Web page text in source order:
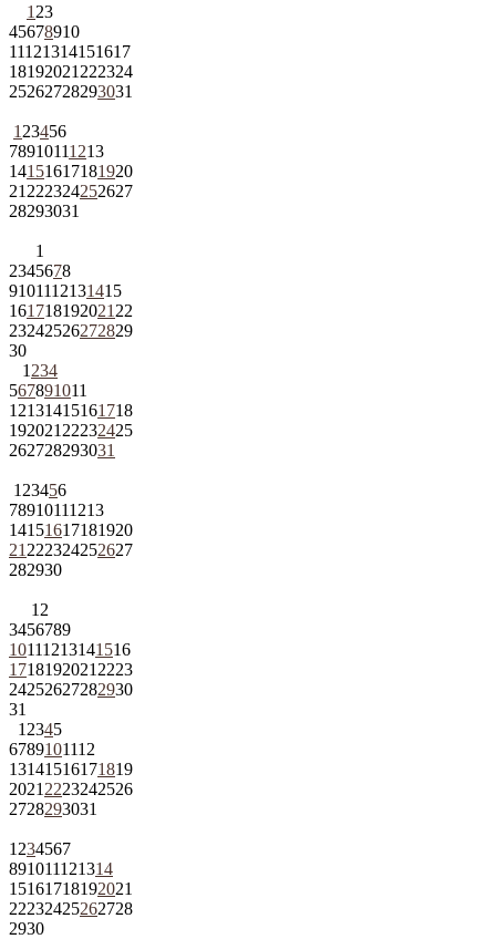
1 23
45678910
11121314151617
18192021 222324
25262728293031
1 23456
78910111213
14151617181920
21 222324252627
28293031
1
2345678
9101112131415
161718192021 22
23242526272829
30
1 234
567891011
12131415161718
192021 22232425
262728293031
1 23456
78910111213
14151617181920
21 222324252627
282930
1 2
3456789
10111213141516
1718192021 2223
24252627282930
31
1 2345
6789101112
13141516171819
2021 2223242526
2728293031
1 234567
891011121314
15161718192021
22232425262728
2930